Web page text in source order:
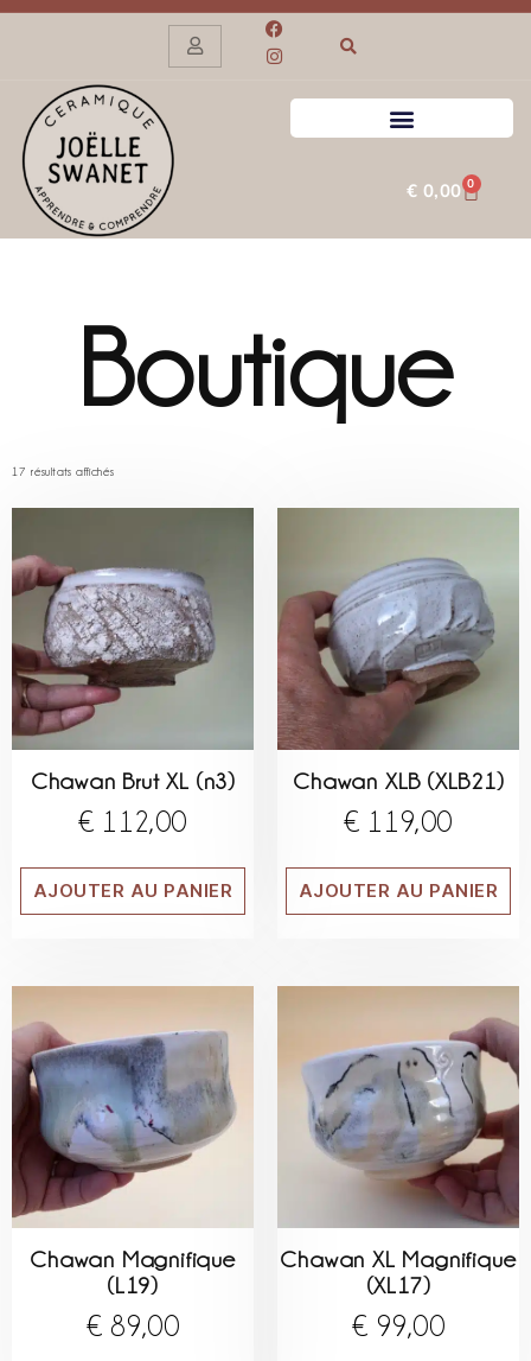
€ 0,00 0
Boutique
17 résultats affichés
Chawan Brut XL (n3)
€ 112,00
AJOUTER AU PANIER
Chawan XLB (XLB21)
€ 119,00
AJOUTER AU PANIER
Chawan Magnifique
(L19)
€ 89,00
Chawan XL Magnifique
(XL17)
€ 99,00